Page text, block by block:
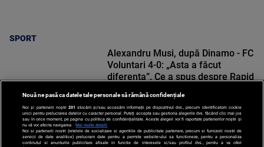
SPORT
SPORT
Alexandru Musi, după Dinamo - FC
Voluntari 4-0: „Asta a făcut
diferența”. Ce a spus despre Rapid
Nouă ne pasă ca datele tale personale să rămână confidențiale
Noi și partenerii noștri 201 stocăm și/sau accesăm informații pe dispozitivul dvs., precum identificatorii cookie
unici pentru prelucrarea datelor cu caracter personal. Puteți accepta sau gestiona alegerile dvs. făcând clic mai jos
sau în orice moment, pe pagina cu politica de confidențialitate. Aceste alegeri vor fi raportate partenerilor noștri și
nu vă vor afecta navigarea.
Mai multe detalii
Noi si partenerii nostri (retelele de socializare si agentiile de publicitate partenere, precum si furnizorii nostri de
servicii de date analitice) prelucram date pentru a permite website-ului sa functioneze, pentru a personaliza
continutul si anunturile publicitare afisate in functie de interesele si/sau profilul dvs., pentru a va oferi